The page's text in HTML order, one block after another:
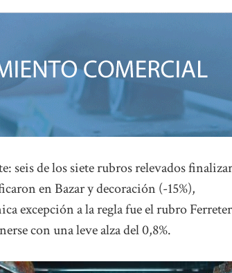
seis de los siete rubros relevados
en Bazar y decoración (-15%),
excepción a la regla fue el rubro
con una leve alza del 0,8%.